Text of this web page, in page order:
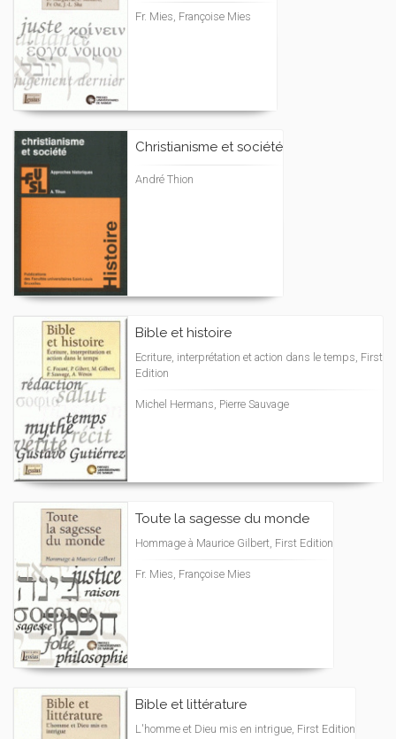
Fr. Mies, Françoise Mies
Christianisme et société
André Thion
Bible et histoire
Ecriture, interprétation et action dans le temps, First
Edition
Michel Hermans, Pierre Sauvage
Toute la sagesse du monde
Hommage à Maurice Gilbert, First Edition
Fr. Mies, Françoise Mies
Bible et littérature
L'homme et Dieu mis en intrigue, First Edition